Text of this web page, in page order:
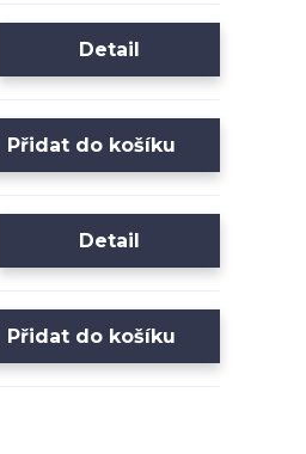
Detail
Přidat do košíku
Detail
Přidat do košíku